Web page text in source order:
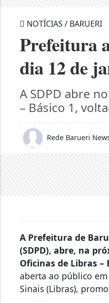
NOTÍCIAS / BARUERI
Prefeitura
dia 12 de
A SDPD abre
– Básico 1,
Rede Barueri
A Prefeitura de
(SDPD), abre, na
Oficinas de Libras –
aberta ao público
Sinais (Libras),